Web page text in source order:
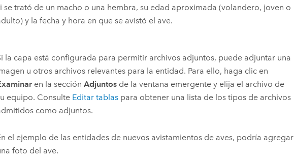
se trató de un macho o una hembra, su edad aproximada (volandero, joven o
y la fecha y hora en que se avistó el ave.
la capa está configurada para permitir archivos adjuntos, puede adjuntar una
u otros archivos relevantes para la entidad. Para ello, haga clic en
en la sección Adjuntosde la ventana emergente y elija el archivo de
equipo. Consulte Editar tablaspara obtener una lista de los tipos de archivos
como adjuntos.
el ejemplo de las entidades de nuevos avistamientos de aves, podría agregar
foto del ave.